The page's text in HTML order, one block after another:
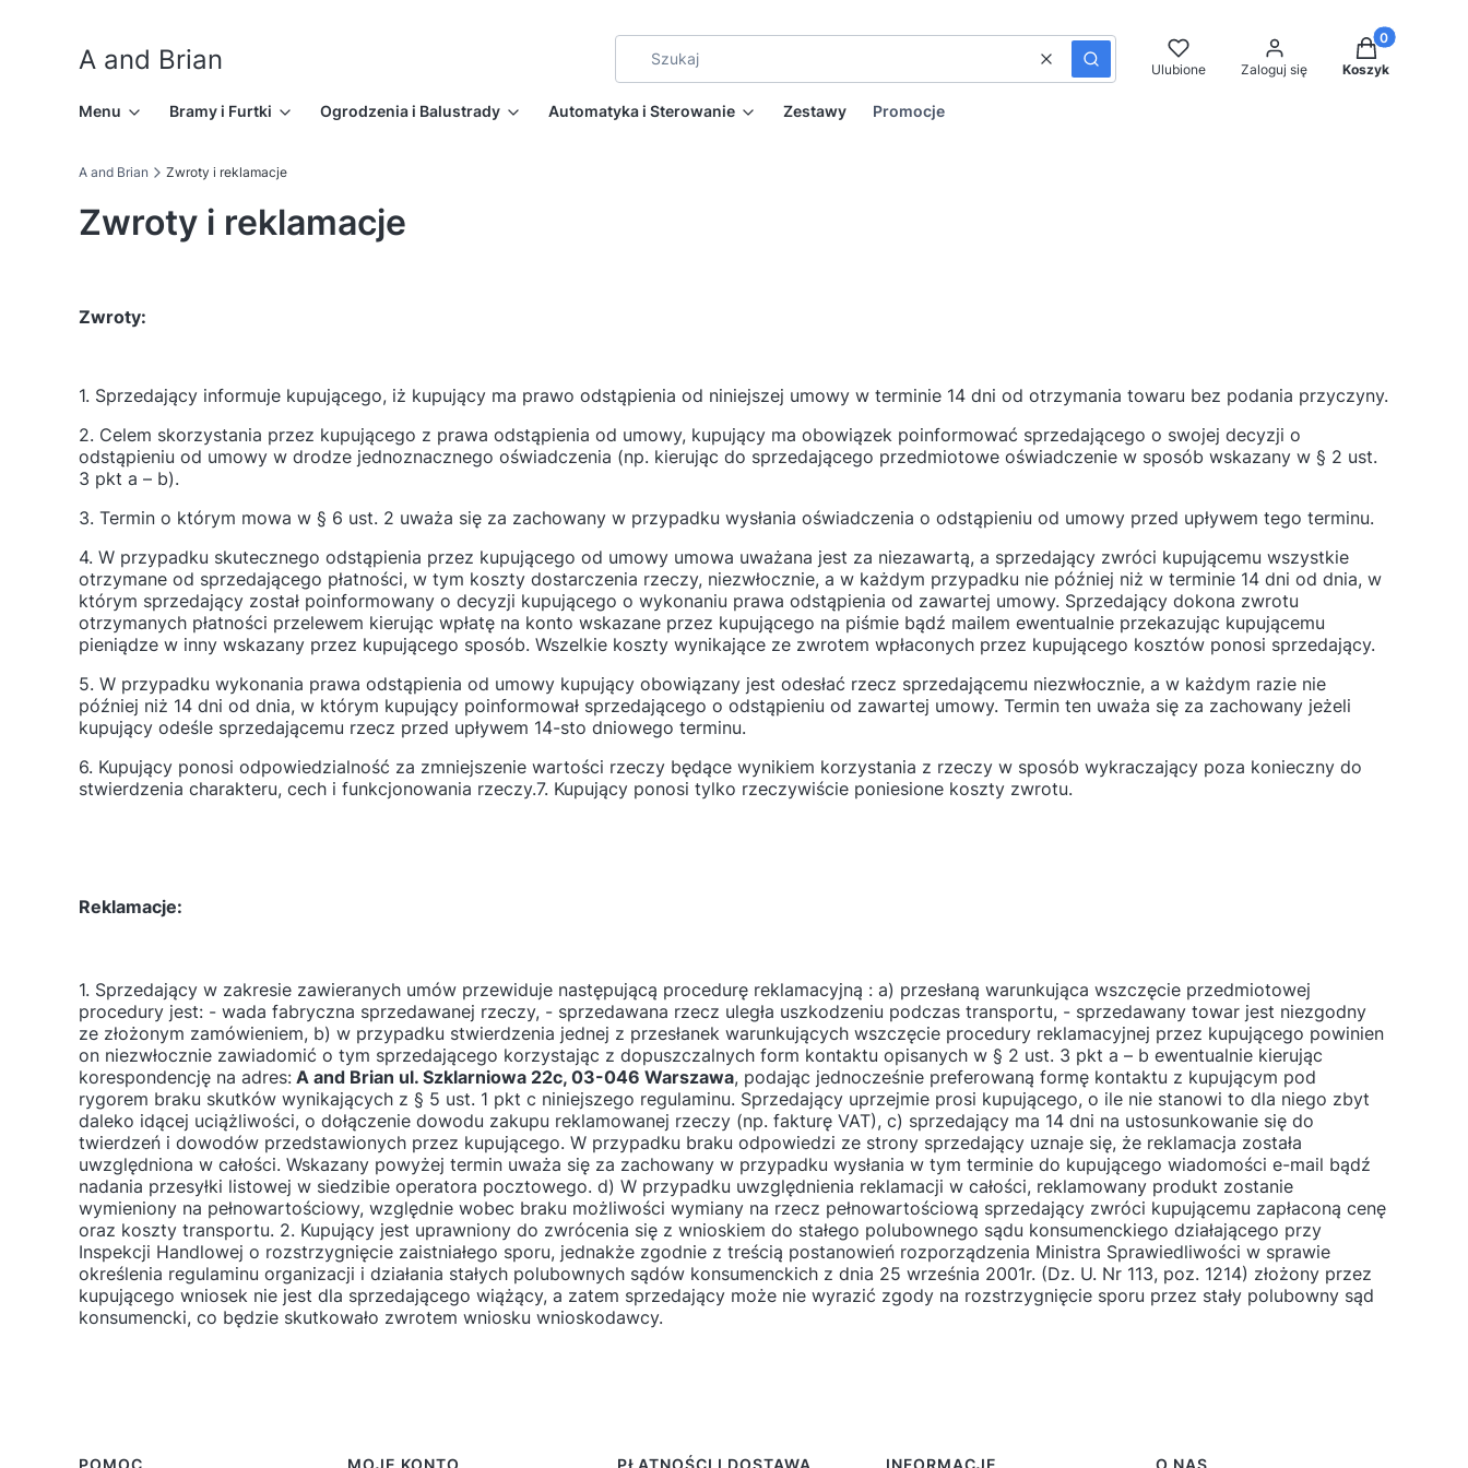
A and Brian WyczyśćSzukaj Ulubione Zaloguj się
Produkty w
Koszyk
Menu Bramy i Furtki Ogrodzenia i Balustrady Automatyka i Sterowanie Zestawy Promocje
A and Brian Zwroty i reklamacje
Zwroty i reklamacje
Zwroty:
1. Sprzedający informuje kupującego, iż kupujący ma prawo odstąpienia od niniejszej umowy w terminie 14 dni od otrzymania towaru bez podania przyczyny.
2. Celem skorzystania przez kupującego z prawa odstąpienia od umowy, kupujący ma obowiązek poinformować sprzedającego o swojej decyzji o
odstąpieniu od umowy w drodze jednoznacznego oświadczenia (np. kierując do sprzedającego przedmiotowe oświadczenie w sposób wskazany w § 2 ust.
3 pkt a – b).
3. Termin o którym mowa w § 6 ust. 2 uważa się za zachowany w przypadku wysłania oświadczenia o odstąpieniu od umowy przed upływem tego terminu.
4. W przypadku skutecznego odstąpienia przez kupującego od umowy umowa uważana jest za niezawartą, a sprzedający zwróci kupującemu wszystkie
otrzymane od sprzedającego płatności, w tym koszty dostarczenia rzeczy, niezwłocznie, a w każdym przypadku nie później niż w terminie 14 dni od dnia, w
którym sprzedający został poinformowany o decyzji kupującego o wykonaniu prawa odstąpienia od zawartej umowy. Sprzedający dokona zwrotu
otrzymanych płatności przelewem kierując wpłatę na konto wskazane przez kupującego na piśmie bądź mailem ewentualnie przekazując kupującemu
pieniądze w inny wskazany przez kupującego sposób. Wszelkie koszty wynikające ze zwrotem wpłaconych przez kupującego kosztów ponosi sprzedający.
5. W przypadku wykonania prawa odstąpienia od umowy kupujący obowiązany jest odesłać rzecz sprzedającemu niezwłocznie, a w każdym razie nie
później niż 14 dni od dnia, w którym kupujący poinformował sprzedającego o odstąpieniu od zawartej umowy. Termin ten uważa się za zachowany jeżeli
kupujący odeśle sprzedającemu rzecz przed upływem 14-sto dniowego terminu.
6. Kupujący ponosi odpowiedzialność za zmniejszenie wartości rzeczy będące wynikiem korzystania z rzeczy w sposób wykraczający poza konieczny do
stwierdzenia charakteru, cech i funkcjonowania rzeczy.7. Kupujący ponosi tylko rzeczywiście poniesione koszty zwrotu.
Reklamacje:
1. Sprzedający w zakresie zawieranych umów przewiduje następującą procedurę reklamacyjną : a) przesłaną warunkująca wszczęcie przedmiotowej
procedury jest: - wada fabryczna sprzedawanej rzeczy, - sprzedawana rzecz uległa uszkodzeniu podczas transportu, - sprzedawany towar jest niezgodny
ze złożonym zamówieniem, b) w przypadku stwierdzenia jednej z przesłanek warunkujących wszczęcie procedury reklamacyjnej przez kupującego powinien
on niezwłocznie zawiadomić o tym sprzedającego korzystając z dopuszczalnych form kontaktu opisanych w § 2 ust. 3 pkt a – b ewentualnie kierując
korespondencję na adres: A and Brian ul. Szklarniowa 22c, 03-046 Warszawa, podając jednocześnie preferowaną formę kontaktu z kupującym pod
rygorem braku skutków wynikających z § 5 ust. 1 pkt c niniejszego regulaminu. Sprzedający uprzejmie prosi kupującego, o ile nie stanowi to dla niego zbyt
daleko idącej uciążliwości, o dołączenie dowodu zakupu reklamowanej rzeczy (np. fakturę VAT), c) sprzedający ma 14 dni na ustosunkowanie się do
twierdzeń i dowodów przedstawionych przez kupującego. W przypadku braku odpowiedzi ze strony sprzedający uznaje się, że reklamacja została
uwzględniona w całości. Wskazany powyżej termin uważa się za zachowany w przypadku wysłania w tym terminie do kupującego wiadomości e-mail bądź
nadania przesyłki listowej w siedzibie operatora pocztowego. d) W przypadku uwzględnienia reklamacji w całości, reklamowany produkt zostanie
wymieniony na pełnowartościowy, względnie wobec braku możliwości wymiany na rzecz pełnowartościową sprzedający zwróci kupującemu zapłaconą cenę
oraz koszty transportu. 2. Kupujący jest uprawniony do zwrócenia się z wnioskiem do stałego polubownego sądu konsumenckiego działającego przy
Inspekcji Handlowej o rozstrzygnięcie zaistniałego sporu, jednakże zgodnie z treścią postanowień rozporządzenia Ministra Sprawiedliwości w sprawie
określenia regulaminu organizacji i działania stałych polubownych sądów konsumenckich z dnia 25 września 2001r. (Dz. U. Nr 113, poz. 1214) złożony przez
kupującego wniosek nie jest dla sprzedającego wiążący, a zatem sprzedający może nie wyrazić zgody na rozstrzygnięcie sporu przez stały polubowny sąd
konsumencki, co będzie skutkowało zwrotem wniosku wnioskodawcy.
POMOC MOJE KONTO PŁATNOŚCI I DOSTAWA INFORMACJE O NAS